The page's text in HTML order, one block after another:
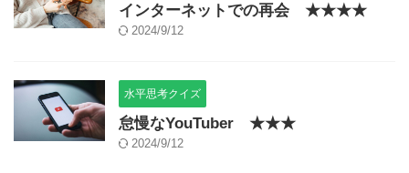
インターネットでの再会 ★★★★
2024/9/12
水平思考クイズ
怠慢なYouTuber ★★★
2024/9/12